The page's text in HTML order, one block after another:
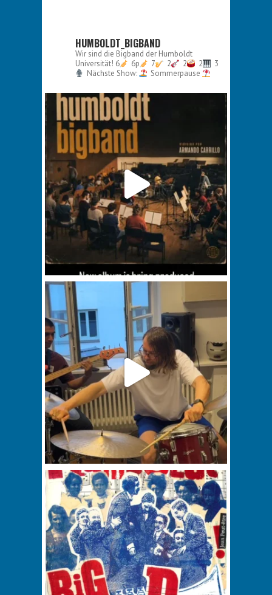
HUMBOLDT_BIGBAND
Wir sind die Bigband der Humboldt
Universität! 6 6p 7 2 2 2
3
Nächste Show:
Sommerpause